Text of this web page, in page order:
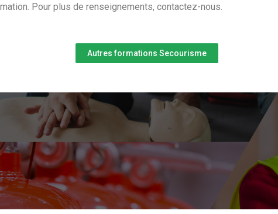
Pour plus de renseignements, contactez-nous.
Autres formations Secourisme